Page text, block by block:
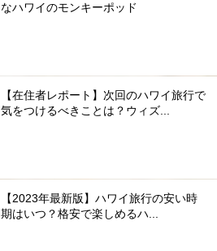
なハワイのモンキーポッド
【在住者レポート】次回のハワイ旅行で
気をつけるべきことは？ウィズ...
【2023年最新版】ハワイ旅行の安い時
期はいつ？格安で楽しめるハ...